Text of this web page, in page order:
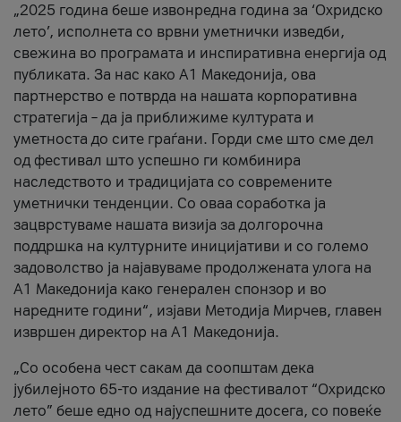
„2025 година беше извонредна година за ‘Охридско
лето’, исполнета со врвни уметнички изведби,
свежина во програмата и инспиративна енергија од
публиката. За нас како A1 Македонија, ова
партнерство е потврда на нашата корпоративна
стратегија – да ја приближиме културата и
уметноста до сите граѓани. Горди сме што сме дел
од фестивал што успешно ги комбинира
наследството и традицијата со современите
уметнички тенденции. Со оваа соработка ја
зацврстуваме нашата визија за долгорочна
поддршка на културните иницијативи и со големо
задоволство ја најавуваме продолжената улога на
A1 Македонија како генерален спонзор и во
наредните години“, изјави Методија Мирчев, главен
извршен директор на A1 Македонија.
„Со особена чест сакам да соопштам дека
јубилејното 65-то издание на фестивалот “Охридско
лето” беше едно од најуспешните досега, со повеќе